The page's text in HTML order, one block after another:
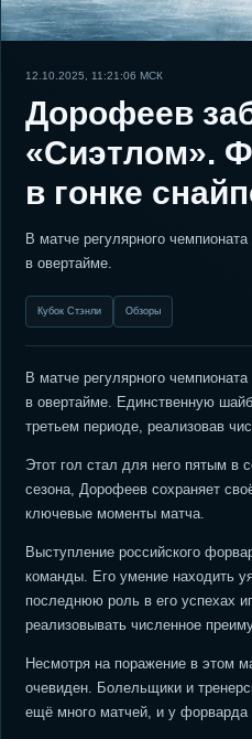
12.10.2025, 11:21:06 МСК
Дорофеев
«Сиэтлом».
в гонке
В матче регулярного
в овертайме.
Кубок Стэнли Обзоры
В матче регулярного
в овертайме. Единственную
третьем периоде, реализовав
Этот гол стал для него пятым в
сезона, Дорофеев сохраняет
ключевые моменты матча.
Выступление российского
команды. Его умение находить
последнюю роль в его успехах
реализовывать численное
Несмотря на поражение в этом
очевиден. Болельщики и
ещё много матчей, и у форварда